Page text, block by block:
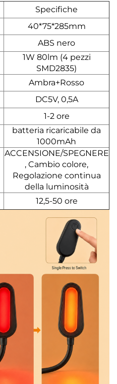
Specifiche
40*75*285mm
ABS nero
1W 80lm (4 pezzi
SMD2835)
Ambra+Rosso
DC5V, 0,5A
1-2 ore
batteria ricaricabile da
1000mAh
ACCENSIONE/SPEGNERE
, Cambio colore,
Regolazione continua
della luminosità
12,5-50 ore